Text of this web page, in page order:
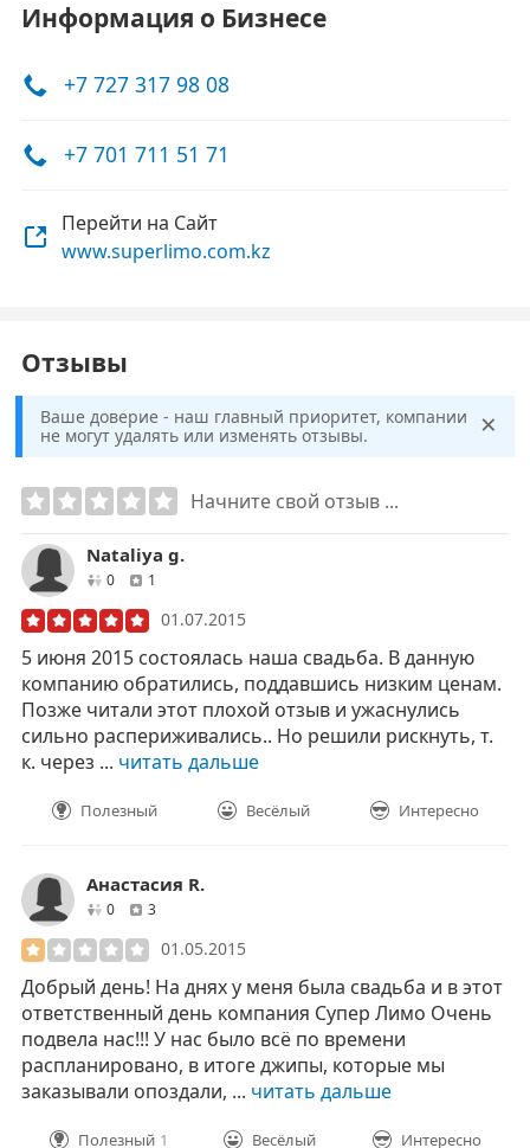
Информация о Бизнесе
+7 727 317 98 08
+7 701 711 51 71
Перейти на Сайт
www.superlimo.com.kz
Отзывы
Ваше доверие - наш главный приоритет, компании
не могут удалять или изменять отзывы.
×
Начните свой отзыв ...
Nataliya g.
0друзей1
01.07.2015
5 июня 2015 состоялась наша свадьба. В данную
компанию обратились, поддавшись низким ценам.
Позже читали этот плохой отзыв и ужаснулись
сильно распериживались.. Но решили рискнуть, т.
к. через ... читать дальше
Полезный Весёлый Интересно
Анастасия R.
0друзей
3отзывов
01.05.2015
Добрый день! На днях у меня была свадьба и в этот
ответственный день компания Супер Лимо Очень
подвела нас!!! У нас было всё по времени
распланировано, в итоге джипы, которые мы
заказывали опоздали, ... читать дальше
Полезный 1 Весёлый Интересно